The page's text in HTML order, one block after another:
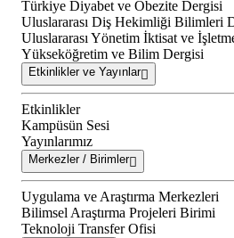
Türkiye Diyabet ve Obezite Dergisi
Uluslararası Diş Hekimliği Bilimleri
Uluslararası Yönetim İktisat ve
Yükseköğretim ve Bilim Dergisi
Etkinlikler ve Yayınlar
Etkinlikler
Kampüsün Sesi
Yayınlarımız
Merkezler / Birimler
Uygulama ve Araştırma Merkezleri
Bilimsel Araştırma Projeleri Birimi
Teknoloji Transfer Ofisi